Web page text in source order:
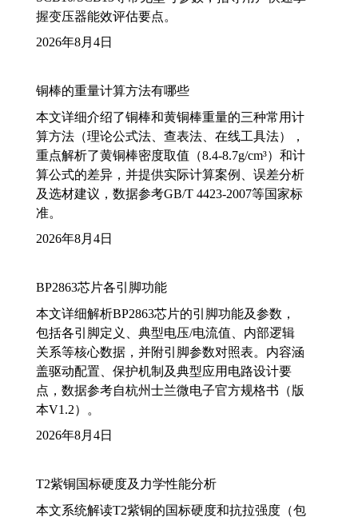
握变压器能效评估要点。
2026年8月4日
铜棒的重量计算方法有哪些
本文详细介绍了铜棒和黄铜棒重量的三种常用计
算方法（理论公式法、查表法、在线工具法），
重点解析了黄铜棒密度取值（8.4-8.7g/cm³）和计
算公式的差异，并提供实际计算案例、误差分析
及选材建议，数据参考GB/T 4423-2007等国家标
准。
2026年8月4日
BP2863芯片各引脚功能
本文详细解析BP2863芯片的引脚功能及参数，
包括各引脚定义、典型电压/电流值、内部逻辑
关系等核心数据，并附引脚参数对照表。内容涵
盖驱动配置、保护机制及典型应用电路设计要
点，数据参考自杭州士兰微电子官方规格书（版
本V1.2）。
2026年8月4日
T2紫铜国标硬度及力学性能分析
本文系统解读T2紫铜的国标硬度和抗拉强度（包